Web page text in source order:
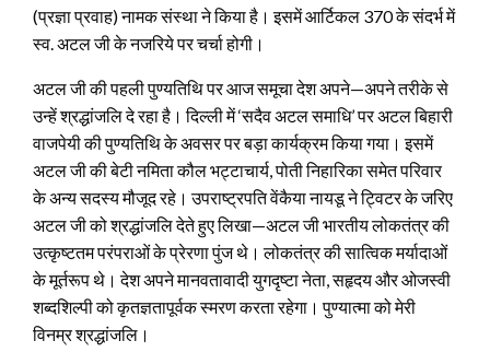
(प्रज्ञा प्रवाह) नामक संस्था ने किया है। इसमें आर्टिकल 370 के संदर्भ में
स्व. अटल जी के नजरिये पर चर्चा होगी।
अटल जी की पहली पुण्यतिथि पर आज समूचा देश अपने—अपने तरीके से
उन्हें श्रद्धांजलि दे रहा है। दिल्ली में ‘सदैव अटल समाधि’ पर अटल बिहारी
वाजपेयी की पुण्यतिथि के अवसर पर बड़ा कार्यक्रम किया गया। इसमें
अटल जी की बेटी नमिता कौल भट्टाचार्य, पोती निहारिका समेत परिवार
के अन्य सदस्य मौजूद रहे। उपराष्ट्रपति वेंकैया नायडू ने ट्विटर के जरिए
अटल जी को श्रद्धांजलि देते हुए लिखा—अटल जी भारतीय लोकतंत्र की
उत्कृष्टतम परंपराओं के प्रेरणा पुंज थे। लोकतंत्र की सात्विक मर्यादाओं
के मूर्तरूप थे। देश अपने मानवतावादी युगदृष्टा नेता, सहृदय और ओजस्वी
शब्दशिल्पी को कृतज्ञतापूर्वक स्मरण करता रहेगा। पुण्यात्मा को मेरी
विनम्र श्रद्धांजलि।